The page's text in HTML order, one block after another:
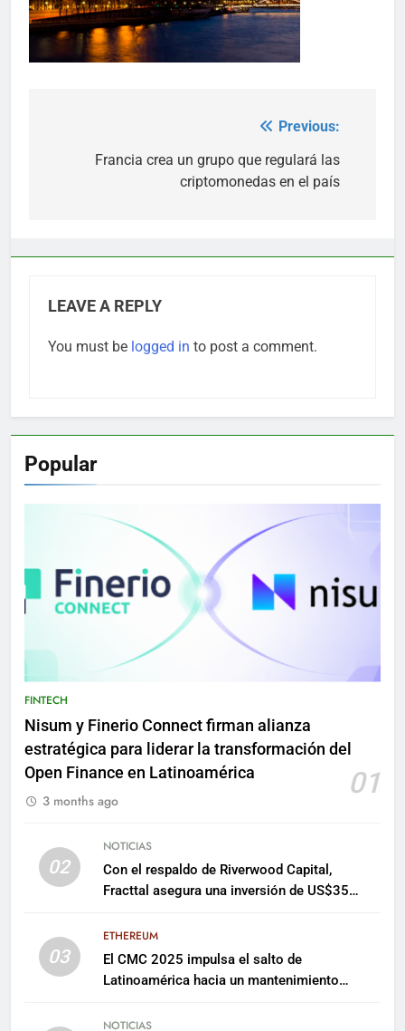
navigation
Previous:
Francia crea un grupo que regulará las
criptomonedas en el país
LEAVE A REPLY
You must be logged in to post a comment.
Popular
FINTECH
Nisum y Finerio Connect firman alianza
estratégica para liderar la transformación del
Open Finance en Latinoamérica
01
3 months ago
02
NOTICIAS
Con el respaldo de Riverwood Capital,
Fracttal asegura una inversión de US$35
03
ETHEREUM
El CMC 2025 impulsa el salto de
Latinoamérica hacia un mantenimiento
NOTICIAS